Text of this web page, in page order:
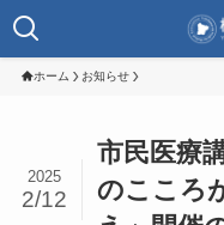
ホーム お知らせ
市民医療
のこころ
2025
2/12